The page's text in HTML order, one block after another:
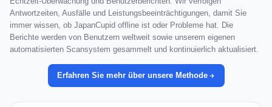
Antwortzeiten, Ausfälle und Leistungsbeeinträchtigungen, damit Sie
immer wissen, ob JapanCupid offline ist oder Probleme hat. Die
Berichte werden von Benutzern weltweit sowie unserem eigenen
automatisierten Scansystem gesammelt und kontinuierlich aktualisiert.
Erfahren Sie mehr über unsere Methode